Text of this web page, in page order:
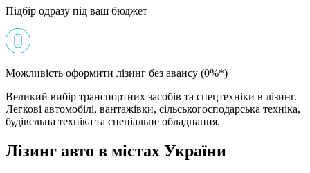
Підбір одразу під ваш бюджет
Можливість оформити лізинг без авансу (0%*)
Великий вибір транспортних засобів та спецтехніки в лізинг.
Легкові автомобілі, вантажівки, сільськогосподарська техніка,
будівельна техніка та спеціальне обладнання.
Лізинг авто в містах України